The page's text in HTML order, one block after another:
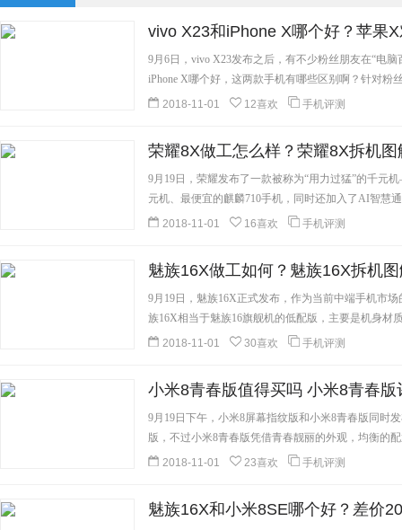
vivo X23和iPhone X哪个好？苹果
9月6日，vivo X23发布之后，有不少粉丝朋友在“电
iPhone X哪个好，这两款手机有哪些区别啊？针对粉
2018-11-01
12喜欢 手机评测
荣耀8X做工怎么样？荣耀8X拆机图
9月19日，荣耀发布了一款被称为“用力过猛”的千
元机、最便宜的麒麟710手机，同时还加入了AI智慧
2018-11-01
16喜欢 手机评测
魅族16X做工如何？魅族16X拆机
9月19日，魅族16X正式发布，作为当前中端手机市
族16X相当于魅族16旗舰机的低配版，主要是机身材
细] 2018-11-01 30喜欢 手机评测
小米8青春版值得买吗 小米8青春版
9月19日下午，小米8屏幕指纹版和小米8青春版同时
版，不过小米8青春版凭借青春靓丽的外观，均衡的
[详细]
2018-11-01 23喜欢 手机评测
魅族16X和小米8SE哪个好？差价